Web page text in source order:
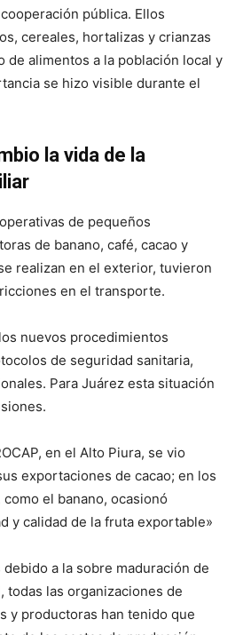
pública. Ellos
cereales, hortalizas y crianzas
de alimentos a la población local y
se hizo visible durante el
la vida de la
de pequeños
de banano, café, cacao y
realizan en el exterior, tuvieron
en el transporte.
nuevos procedimientos
de seguridad sanitaria,
Para Juárez esta situación
en el Alto Piura, se vio
exportaciones de cacao; en los
el banano, ocasionó
y calidad de la fruta exportable»
a la sobre maduración de
todas las organizaciones de
y productoras han tenido que